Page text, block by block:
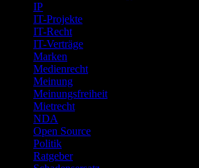
IP
IT-Projekte
IT-Recht
IT-Verträge
Marken
Medienrecht
Meinung
Meinungsfreiheit
Mietrecht
NDA
Open Source
Politik
Ratgeber